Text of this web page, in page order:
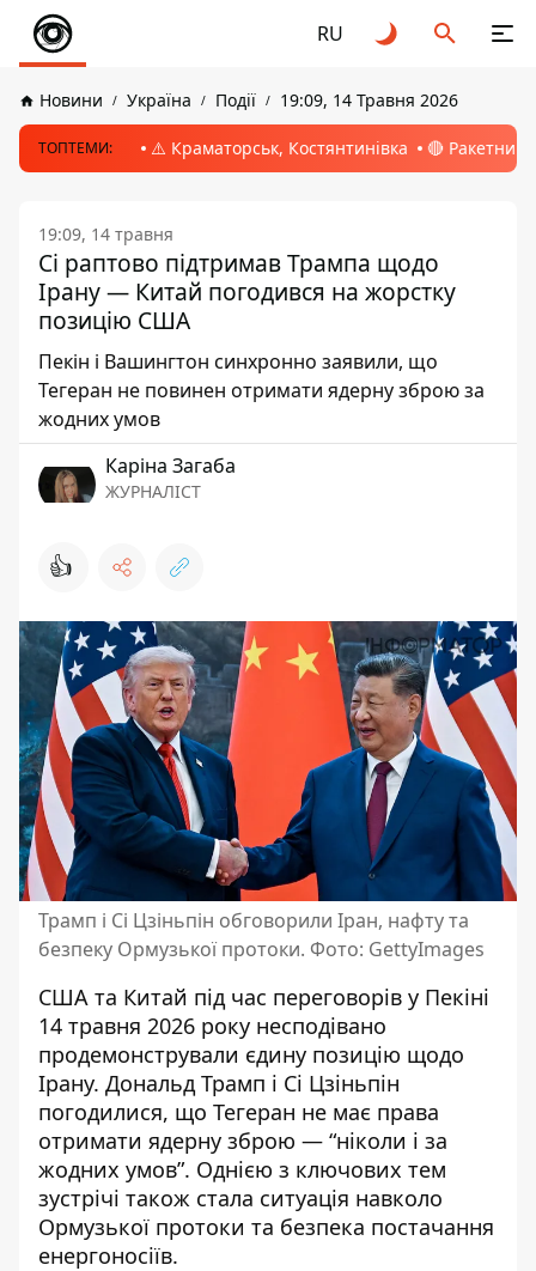
RU
Новини Україна Події 19:09, 14 Травня 2026
ТОПТЕМИ: ⚠️ Краматорськ, Костянтинівка 🔴 Ракетний
19:09, 14 травня
Сі раптово підтримав Трампа щодо
Ірану — Китай погодився на жорстку
позицію США
Пекін і Вашингтон синхронно заявили, що
Тегеран не повинен отримати ядерну зброю за
жодних умов
Каріна Загаба
ЖУРНАЛІСТ
👍
Трамп і Сі Цзіньпін обговорили Іран, нафту та
безпеку Ормузької протоки. Фото: GettyImages
США та Китай під час переговорів у Пекіні
14 травня 2026 року несподівано
продемонстрували єдину позицію щодо
Ірану. Дональд Трамп і Сі Цзіньпін
погодилися, що Тегеран не має права
отримати ядерну зброю — “ніколи і за
жодних умов”. Однією з ключових тем
зустрічі також стала ситуація навколо
Ормузької протоки та безпека постачання
енергоносіїв.